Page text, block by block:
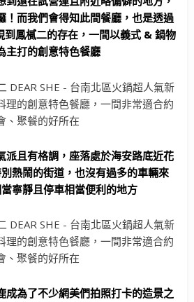
！而我們會得知此間餐廳，也是透過
到鳳樲二的存在，一間以義式 & 鍋物
主打的創意特色餐廳
派且有格調，座落處於海安路底近花
熱鬧的街道，也沒有過多的車輛來
寧靜且停車相當便利的地方
成為了不少網美們拍照打卡的造景之